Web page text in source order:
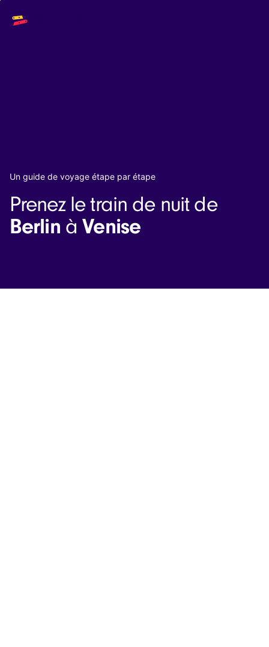
navigation
The API
Book a trip
Interrail passes
Eurail passes
Help & Support
Un guide de voyage étape par étape
Prenez le train de nuit de
Berlin àVenise